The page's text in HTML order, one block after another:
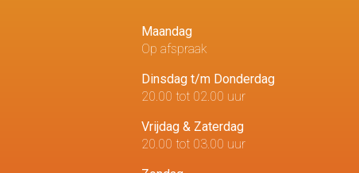
Maandag
Op afspraak
Dinsdag t/m Donderdag
20.00 tot 02.00 uur
Vrijdag & Zaterdag
20.00 tot 03.00 uur